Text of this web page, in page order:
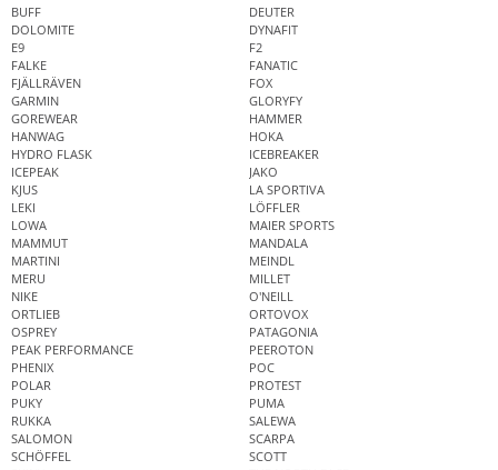
BUFF
DEUTER
DOLOMITE
DYNAFIT
E9
F2
FALKE
FANATIC
FJÄLLRÄVEN
FOX
GARMIN
GLORYFY
GOREWEAR
HAMMER
HANWAG
HOKA
HYDRO FLASK
ICEBREAKER
ICEPEAK
JAKO
KJUS
LA SPORTIVA
LEKI
LÖFFLER
LOWA
MAIER SPORTS
MAMMUT
MANDALA
MARTINI
MEINDL
MERU
MILLET
NIKE
O'NEILL
ORTLIEB
ORTOVOX
OSPREY
PATAGONIA
PEAK PERFORMANCE
PEEROTON
PHENIX
POC
POLAR
PROTEST
PUKY
PUMA
RUKKA
SALEWA
SALOMON
SCARPA
SCHÖFFEL
SCOTT